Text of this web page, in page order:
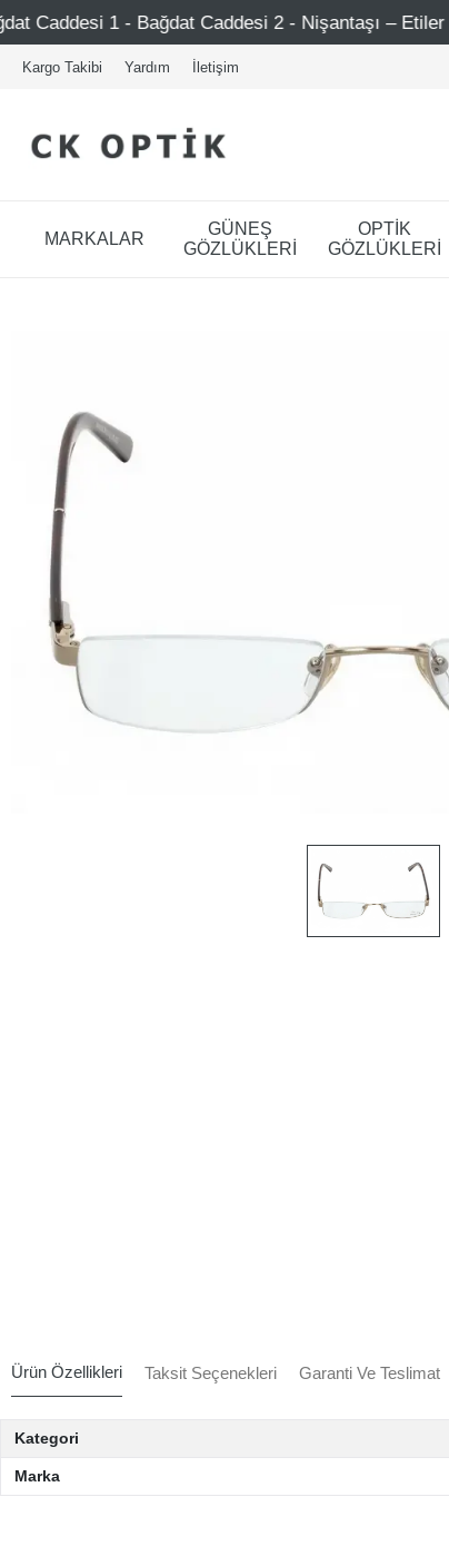
Caddesi 2 - Nişantaşı – Etiler – Ataşehir
Kargo Takibi Yardım İletişim
MARKALAR
GÜNEŞ
GÖZLÜKLERİ
OPTİK
GÖZLÜKLERİ
Ürün Özellikleri Taksit Seçenekleri Garanti Ve Teslimat
Kategori
Marka